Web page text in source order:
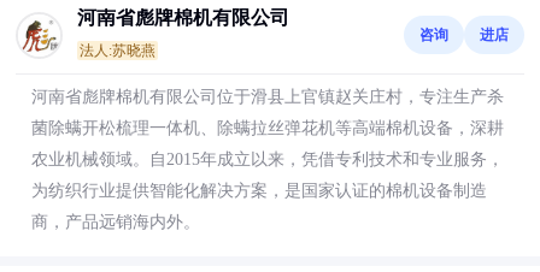
河南省彪牌棉机有限公司
法人:苏晓燕
咨询 进店
河南省彪牌棉机有限公司位于滑县上官镇赵关庄村，专注生产杀
菌除螨开松梳理一体机、除螨拉丝弹花机等高端棉机设备，深耕
农业机械领域。自2015年成立以来，凭借专利技术和专业服务，
为纺织行业提供智能化解决方案，是国家认证的棉机设备制造
商，产品远销海内外。